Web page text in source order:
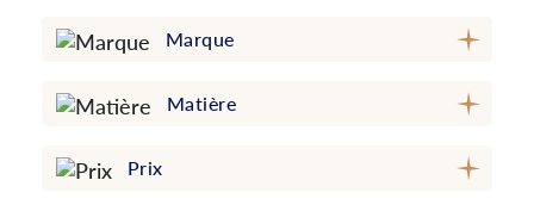
Marque
Matière
Prix